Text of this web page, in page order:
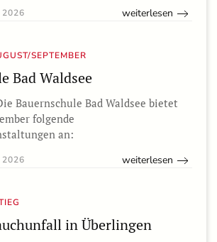
2026 weiterlesen
SEPTEMBER
Bad Waldsee
Bauernschule Bad Waldsee bietet
folgende
an:
2026 weiterlesen
in Überlingen